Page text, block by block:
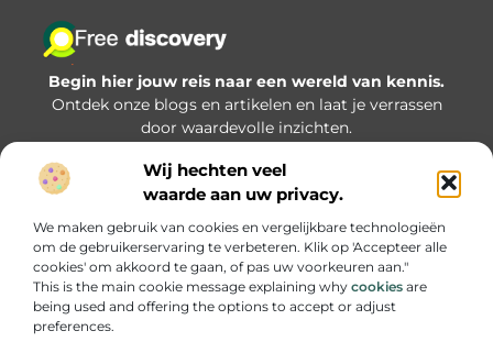
Wij hechten veel
waarde aan uw privacy.
We maken gebruik van cookies en vergelijkbare technologieën
om de gebruikerservaring te verbeteren. Klik op 'Accepteer alle
cookies' om akkoord te gaan, of pas uw voorkeuren aan."
This is the main cookie message explaining why cookies are
being used and offering the options to accept or adjust
preferences.
Begin hier jouw reis naar een wereld van kennis.
Ontdek onze blogs en artikelen en laat je verrassen
door waardevolle inzichten.
Bericht categorie
Onze informatie